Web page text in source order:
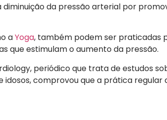
da pressão arterial por
aYoga, também podem ser praticadas
que estimulam o aumento da pressão.
periódico que trata de estudos
idosos, comprovou que a prática